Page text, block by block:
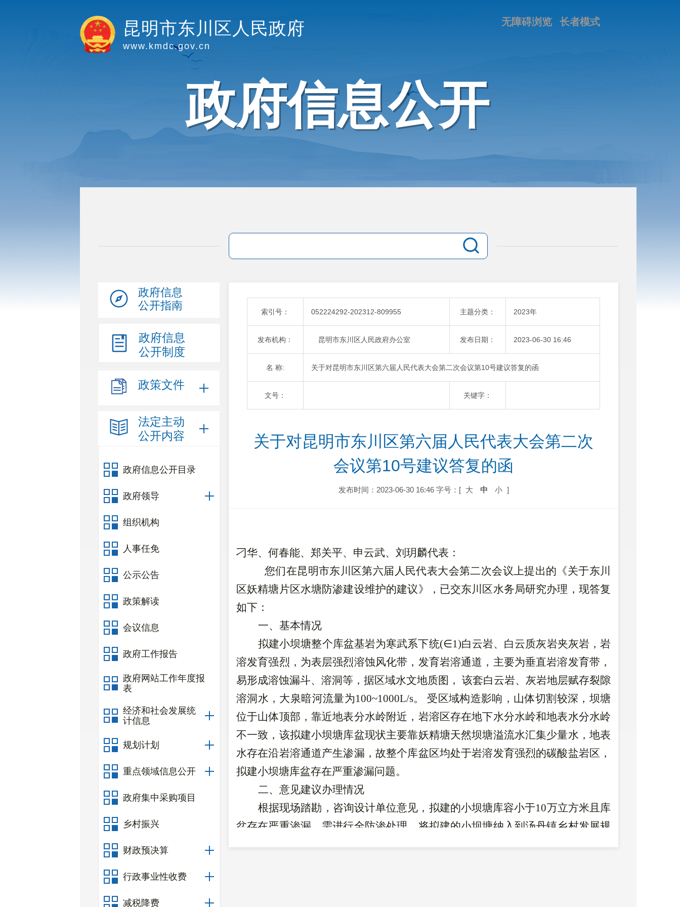
长者模式
无障碍浏览
昆明市东川区人民政府
www.kmdc.gov.cn
政府信息公开
政府信息
公开指南
政府信息
公开制度
政策文件
法定主动
公开内容
政府信息公开目录
政府领导
组织机构
人事任免
公示公告
政策解读
会议信息
政府工作报告
政府网站工作年度报
表
经济和社会发展统
计信息
规划计划
重点领域信息公开
政府集中采购项目
乡村振兴
财政预决算
行政事业性收费
减税降费
索引号： 052224292-202312-809955 主题分类： 2023年
发布机构： 昆明市东川区人民政府办公室 发布日期： 2023-06-30 16:46
名 称: 关于对昆明市东川区第六届人民代表大会第二次会议第10号建议答复的函
文号： 关键字：
关于对昆明市东川区第六届人民代表大会第二次
会议第10号建议答复的函
发布时间：2023-06-30 16:46 字号：[ 大 中 小 ]
刁华、何春能、郑关平、申云武、刘 玥麟代表 ：
您们在昆明市东川区第六届人民代表大会第二次会议上提出的《关于东川
区妖精塘片区水塘防渗建设维护的建议》，已交东川区水务局研究办理，现答复
如下：
一、基本情况
拟建小坝塘整个库盆基岩为寒武系下统(∈1)白云岩、白云质灰岩夹灰岩，岩
溶发育强烈，为表层强烈溶蚀风化带，发育岩溶通道，主要为垂直岩溶发育带，
易形成溶蚀漏斗、溶洞等，据区域水文地质图， 该套白云岩、灰岩地层赋存裂隙
溶洞水，大泉暗河流量为100~1000L/s。 受区域构造影响，山体切割较深，坝塘
位于山体顶部，靠近地表分水岭附近，岩溶区存在地下水分水岭和地表水分水岭
不一致，该拟建小坝塘库盆现状主要靠妖精塘天然坝塘溢流水汇集少量水，地表
水存在沿岩溶通道产生渗漏，故整个库盆区均处于岩溶发育强烈的碳酸盐岩区，
拟建小坝塘库盆存在严重渗漏问题。
二、意见建议办理情况
根据现场踏勘，咨询设计单位意见，拟建的小坝塘库容小于10万立方米且库
盆存在严重渗漏，需进行全防渗处理。将拟建的小坝塘纳入到汤丹镇乡村发展规
划中，积极申请整合资金进行全防渗处理。争取早日开工建设，向高海拔地区的